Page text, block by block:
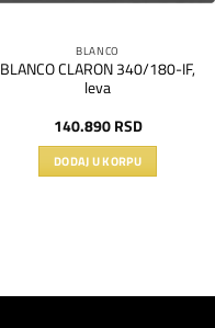
BLANCO
BLANCO CLARON 340/180-IF,
leva
140.890 RSD
DODAJ U KORPU